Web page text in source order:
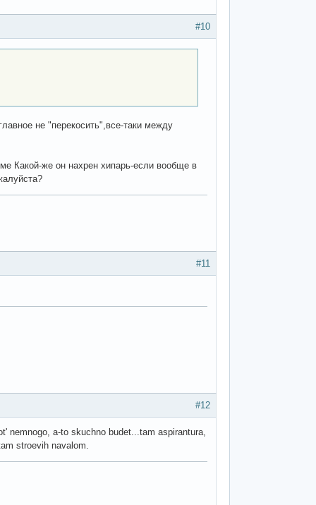
#10
не "перекосить",все-таки между
Какой-же он нахрен хипарь-если вообще в
#11
#12
nemnogo, a-to skuchno budet...tam aspirantura,
stroevih navalom.